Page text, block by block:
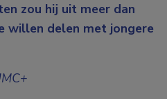
zou hij uit meer dan
willen delen met jongere